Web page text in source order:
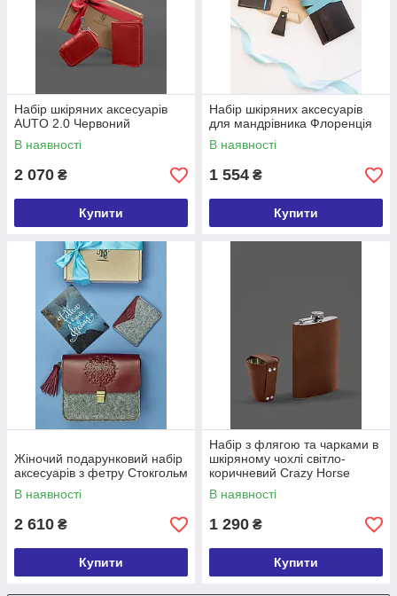
Набір шкіряних аксесуарів
AUTO 2.0 Червоний
В наявності
2 070 ₴
Купити
Набір шкіряних аксесуарів
для мандрівника Флоренція
В наявності
1 554 ₴
Купити
Жіночий подарунковий набір
аксесуарів з фетру Стокгольм
В наявності
2 610 ₴
Купити
Набір з флягою та чарками в
шкіряному чохлі світло-
коричневий Crazy Horse
В наявності
1 290 ₴
Купити